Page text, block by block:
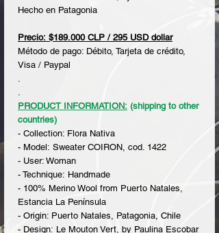
Hecho en Patagonia
Precio: $189.000 CLP / 295 USD dollar
Método de pago: Débito, Tarjeta de crédito,
Visa / Paypal
.
.
PRODUCT INFORMATION: (shipping to other
countries)
- Collection: Flora Nativa
- Model: Sweater COIRON, cod. 1422
- User: Woman
- Technique: Handmade
- 100% Merino Wool from Puerto Natales,
Estancia La Península
- Origin: Puerto Natales, Patagonia, Chile
- Design: Le Mouton Vert, by Paulina Escobar